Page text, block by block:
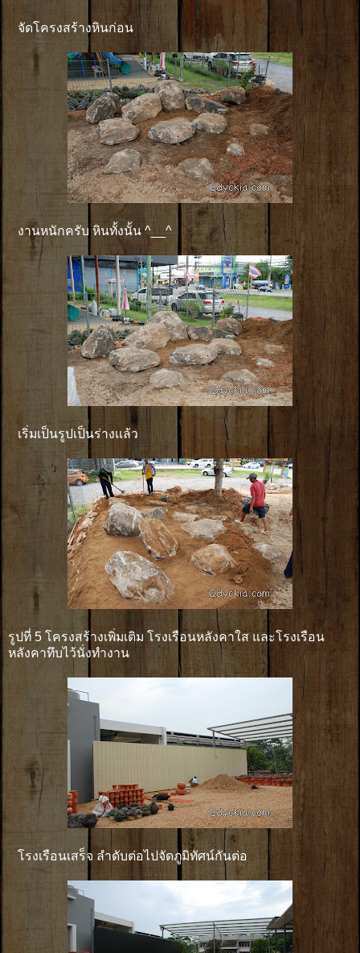
จัดโครงสร้างหินก่อน
งานหนักครับ หินทั้งนั้น ^__^
เริ่มเป็นรูปเป็นร่างแล้ว
รูปที่ 5 โครงสร้างเพิ่มเติม โรงเรือนหลังคาใส และโรงเรือน
หลังคาทึบไว้นั่งทำงาน
โรงเรือนเสร็จ ลำดับต่อไปจัดภูมิทัศน์กันต่อ